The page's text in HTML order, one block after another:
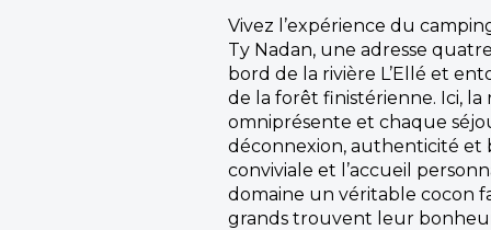
Vivez l’expérience du
Ty Nadan, une adresse
bord de la rivière L’Ellé et
de la forêt finistérienne. Ici, la
omniprésente et chaque
déconnexion, authenticité et
conviviale et l’accueil
domaine un véritable cocon
grands trouvent leur